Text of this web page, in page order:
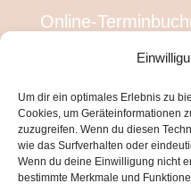
Um dir ein optimales Erlebnis zu
Cookies, um Geräteinformationen
zuzugreifen. Wenn du diesen
wie das Surfverhalten oder
Wenn du deine Einwilligung nicht
bestimmte Merkmale und
Online-